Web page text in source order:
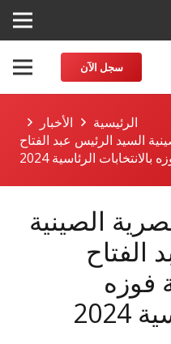
سجل الآن
الرئيسية
الأخبار
السيد الرئيس عبد الفتاح
الرئاسية 2024
الصينية
الفتاح
فوزه